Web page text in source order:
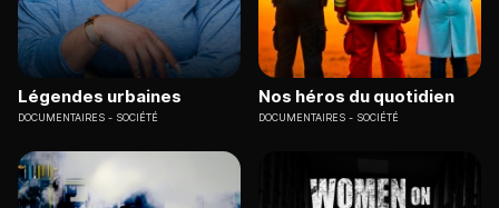
Légendes urbaines
DOCUMENTAIRES SOCIÉTÉ
Nos héros du quotidien
DOCUMENTAIRES SOCIÉTÉ